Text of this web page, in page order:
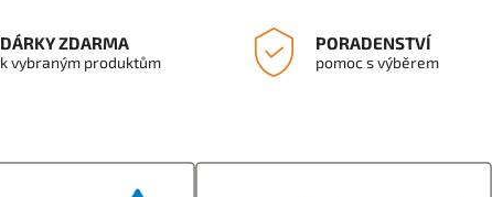
DÁRKY ZDARMA
k vybraným produktům
PORADENSTVÍ
pomoc s výběrem